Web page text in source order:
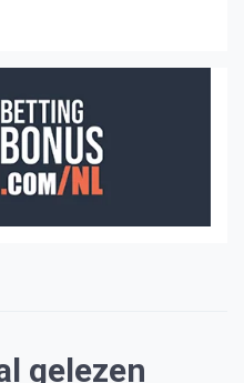
gelezen